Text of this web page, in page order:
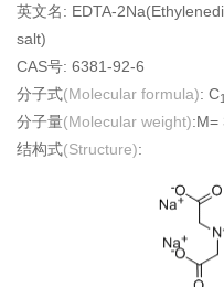
英文名: EDTA-
salt)
CAS号: 6381-92-6
分子式(Molecular formula): C
分子量(Molecular weight):M=
结构式(Structure):